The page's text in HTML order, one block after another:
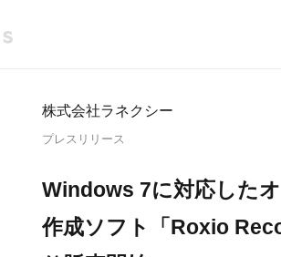
株式会社ラネクシー
プレスリリース
Windows 7に対応した
作成ソフト「Roxio